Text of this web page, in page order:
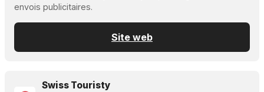
envois publicitaires.
Site web
Swiss Touristy